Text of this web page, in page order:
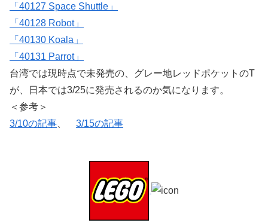
「40127 Space Shuttle」
「40128 Robot」
「40130 Koala」
「40131 Parrot」
台湾では現時点で未発売の、グレー地レッドポケットのT
が、日本では3/25に発売されるのか気になります。
＜参考＞
3/10の記事
3/15の記事